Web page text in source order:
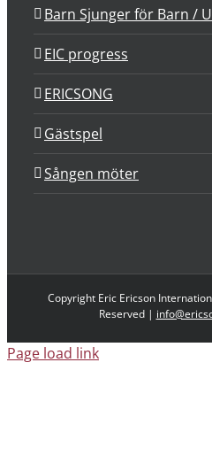
Barn Sjunger för Barn /
EIC progress
ERICSONG
Gästspel
Sången möter
Copyright Eric Ericson
Reserved |
Page load link